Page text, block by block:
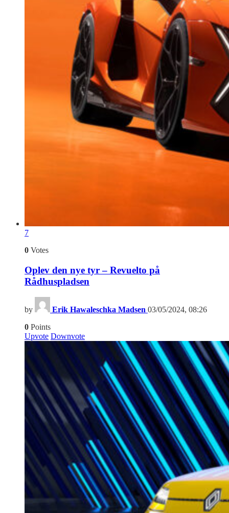
7
0 Votes
Oplev den nye tyr – Revuelto på
Rådhuspladsen
by Erik Hawaleschka Madsen 03/05/2024, 08:26
0 Points
Upvote Downvote